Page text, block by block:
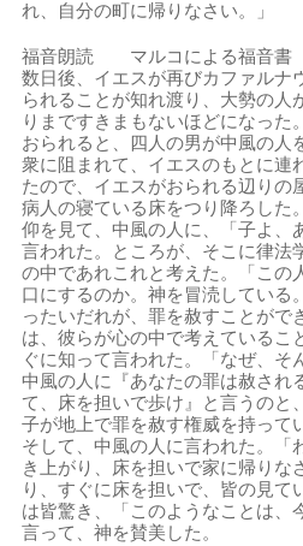
れ、自分の町に帰りなさい。」
福音朗読 マルコによる福音
数日後、イエスが再びカファルナ
られることが知れ渡り、大勢の人
りまですきまもないほどになった
おられると、四人の男が中風の人
衆に阻まれて、イエスのもとに連
たので、イエスがおられる辺りの
病人の寝ている床をつり降ろした
仰を見て、中風の人に、「子よ、
言われた。ところが、そこに律法
の中であれこれと考えた。「この
口にするのか。神を冒涜している
ったいだれが、罪を赦すことがで
は、彼らが心の中で考えているこ
ぐに知って言われた。「なぜ、そ
中風の人に『あなたの罪は赦され
て、床を担いで歩け』と言うのと
子が地上で罪を赦す権威を持って
そして、中風の人に言われた。「
き上がり、床を担いで家に帰りな
り、すぐに床を担いで、皆の見て
は皆驚き、「このようなことは、
言って、神を賛美した。